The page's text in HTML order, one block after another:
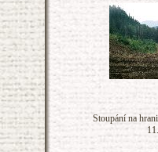
Stoupání na